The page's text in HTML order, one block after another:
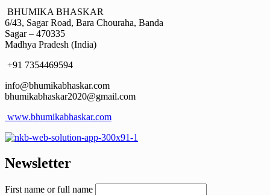
BHUMIKA BHASKAR
6/43, Sagar Road, Bara Chouraha, Banda
Sagar – 470335
Madhya Pradesh (India)
+91 7354469594
info@bhumikabhaskar.com
bhumikabhaskar2020@gmail.com
www.bhumikabhaskar.com
Newsletter
First name or full name